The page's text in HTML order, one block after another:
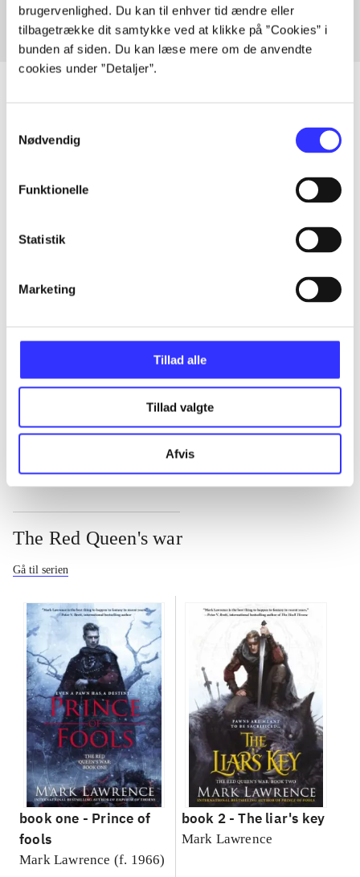
brugervenlighed. Du kan til enhver tid ændre eller
tilbagetrække dit samtykke ved at klikke på ”Cookies” i
bunden af siden. Du kan læse mere om de anvendte
cookies under ”Detaljer”.
Nødvendig
Funktionelle
Statistik
Marketing
Tillad alle
Tillad valgte
Afvis
Artikler
The Red Queen's war
Gå til serien
book one - Prince of
fools
Mark Lawrence (f. 1966)
book 2 -The liar's key
Mark Lawrence